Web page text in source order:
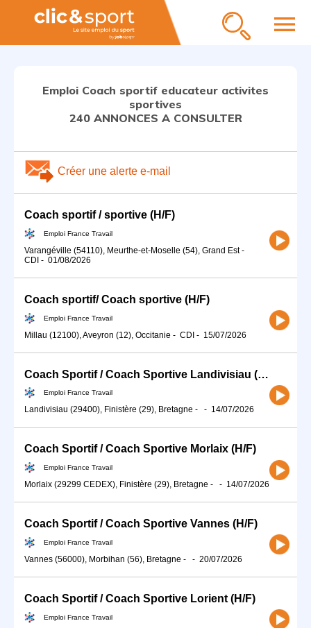
menu
Emploi Coach sportif educateur activites
sportives
240 ANNONCES A CONSULTER
Créer une alerte e-mail
Coach sportif / sportive (H/F)
Emploi France Travail
Varangéville (54110), Meurthe-et-Moselle (54), Grand Est-
CDI - 01/08/2026
Coach sportif/ Coach sportive (H/F)
Emploi France Travail
Millau (12100), Aveyron (12), Occitanie - CDI - 15/07/2026
Coach Sportif / Coach Sportive Landivisiau (H/F)
Emploi France Travail
Landivisiau (29400), Finistère (29), Bretagne - - 14/07/2026
Coach Sportif / Coach Sportive Morlaix (H/F)
Emploi France Travail
Morlaix (29299 CEDEX), Finistère (29), Bretagne - - 14/07/2026
Coach Sportif / Coach Sportive Vannes (H/F)
Emploi France Travail
Vannes (56000), Morbihan (56), Bretagne - - 20/07/2026
Coach Sportif / Coach Sportive Lorient (H/F)
Emploi France Travail